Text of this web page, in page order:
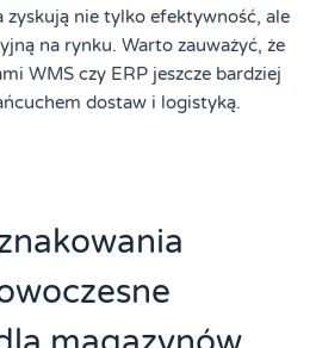
zyskują nie tylko efektywność, ale
na rynku. Warto zauważyć, że
WMS czy ERP jeszcze bardziej
dostaw i logistyką.